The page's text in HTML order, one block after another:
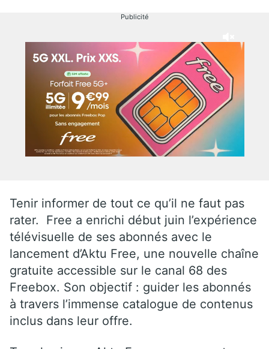
Publicité
Tenir informer de tout ce qu’il ne faut pas
rater. Free a enrichi début juin l’expérience
télévisuelle de ses abonnés avec le
lancement d’Aktu Free, une nouvelle chaîne
gratuite accessible sur le canal 68 des
Freebox. Son objectif : guider les abonnés
à travers l’immense catalogue de contenus
inclus dans leur offre.